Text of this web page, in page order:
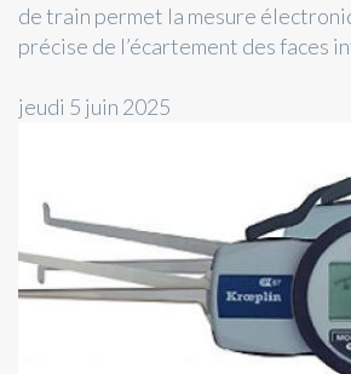
de train permet la mesure
précise de l’écartement des faces
jeudi 5 juin 2025